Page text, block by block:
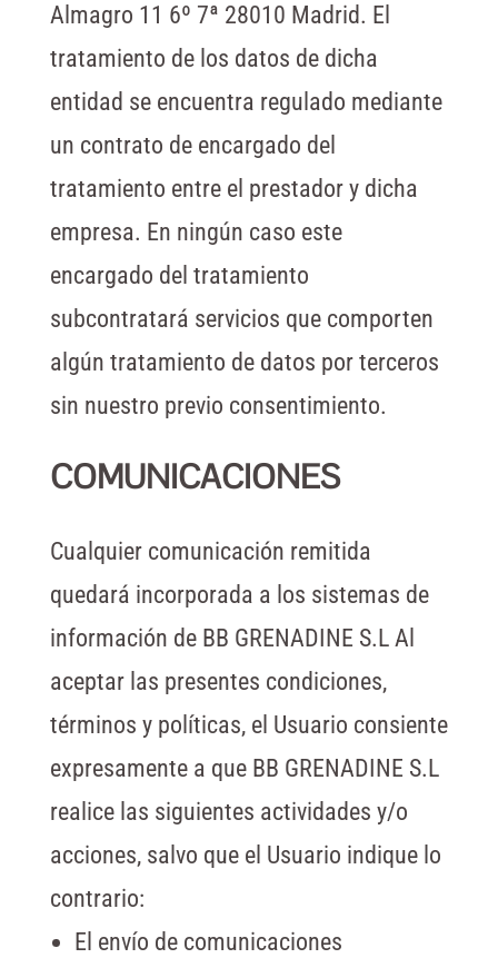
Almagro 11 6º 7ª 28010 Madrid. El
tratamiento de los datos de dicha
entidad se encuentra regulado mediante
un contrato de encargado del
tratamiento entre el prestador y dicha
empresa. En ningún caso este
encargado del tratamiento
subcontratará servicios que comporten
algún tratamiento de datos por terceros
sin nuestro previo consentimiento.
COMUNICACIONES
Cualquier comunicación remitida
quedará incorporada a los sistemas de
información de BB GRENADINE S.L Al
aceptar las presentes condiciones,
términos y políticas, el Usuario consiente
expresamente a que BB GRENADINE S.L
realice las siguientes actividades y/o
acciones, salvo que el Usuario indique lo
contrario:
El envío de comunicaciones